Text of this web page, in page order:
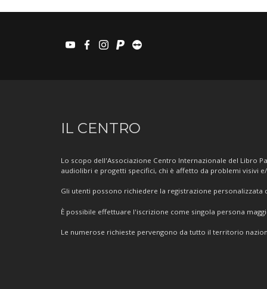
youtubefacebook
instagram
paypalteamviewer
Informazioni
IL CENTRO
Lo scopo dell'Associazione Centro Internazionale del Libro
audiolibri e progetti specifici, chi è affetto da problemi visivi
Gli utenti possono richiedere la registrazione personalizzata
È possibile effettuare l'iscrizione come singola persona
Le numerose richieste pervengono da tutto il territorio